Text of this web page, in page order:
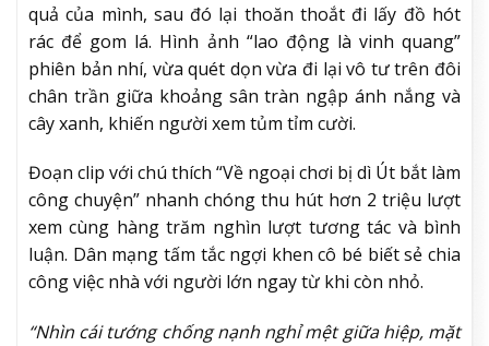
quả của mình, sau đó lại thoăn thoắt đi lấy đồ hót
rác để gom lá. Hình ảnh “lao động là vinh quang”
phiên bản nhí, vừa quét dọn vừa đi lại vô tư trên đôi
chân trần giữa khoảng sân tràn ngập ánh nắng và
cây xanh, khiến người xem tủm tỉm cười.
Đoạn clip với chú thích “Về ngoại chơi bị dì Út bắt làm
công chuyện” nhanh chóng thu hút hơn 2 triệu lượt
xem cùng hàng trăm nghìn lượt tương tác và bình
luận. Dân mạng tấm tắc ngợi khen cô bé biết sẻ chia
công việc nhà với người lớn ngay từ khi còn nhỏ.
“Nhìn cái tướng chống nạnh nghỉ mệt giữa hiệp, mặt